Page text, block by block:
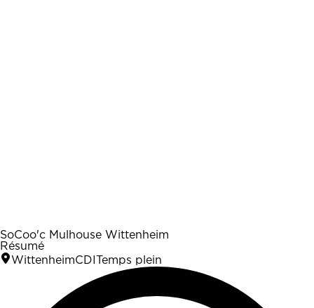
SoCoo'c Mulhouse Wittenheim
Résumé
WittenheimCDI Temps plein